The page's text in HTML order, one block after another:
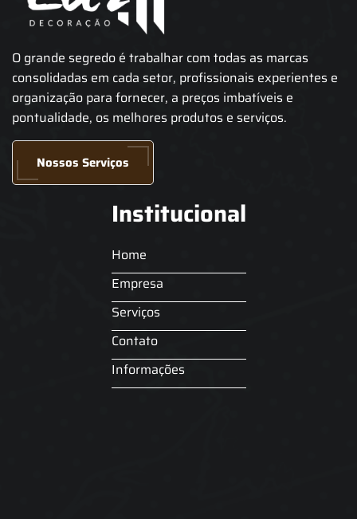
O grande segredo é trabalhar com todas as marcas
consolidadas em cada setor, profissionais experientes e
organização para fornecer, a preços imbatíveis e
pontualidade, os melhores produtos e serviços.
Nossos Serviços
Institucional
Home
Empresa
Serviços
Contato
Informações